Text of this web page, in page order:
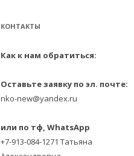
КОНТАКТЫ
Как к нам обратиться:
Оставьте заявку по эл. почте:
nko-new@yandex.ru
или по тф, WhatsApp
+7-913-084-1271 Татьяна